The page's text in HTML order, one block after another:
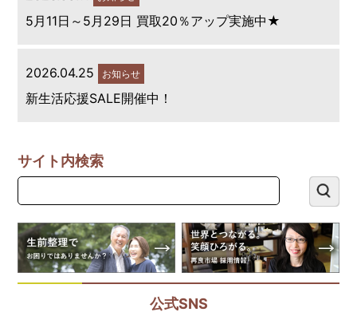
5月11日～5月29日 買取20％アップ実施中★
2026.04.25 お知らせ
新生活応援SALE開催中！
サイト内検索
公式SNS